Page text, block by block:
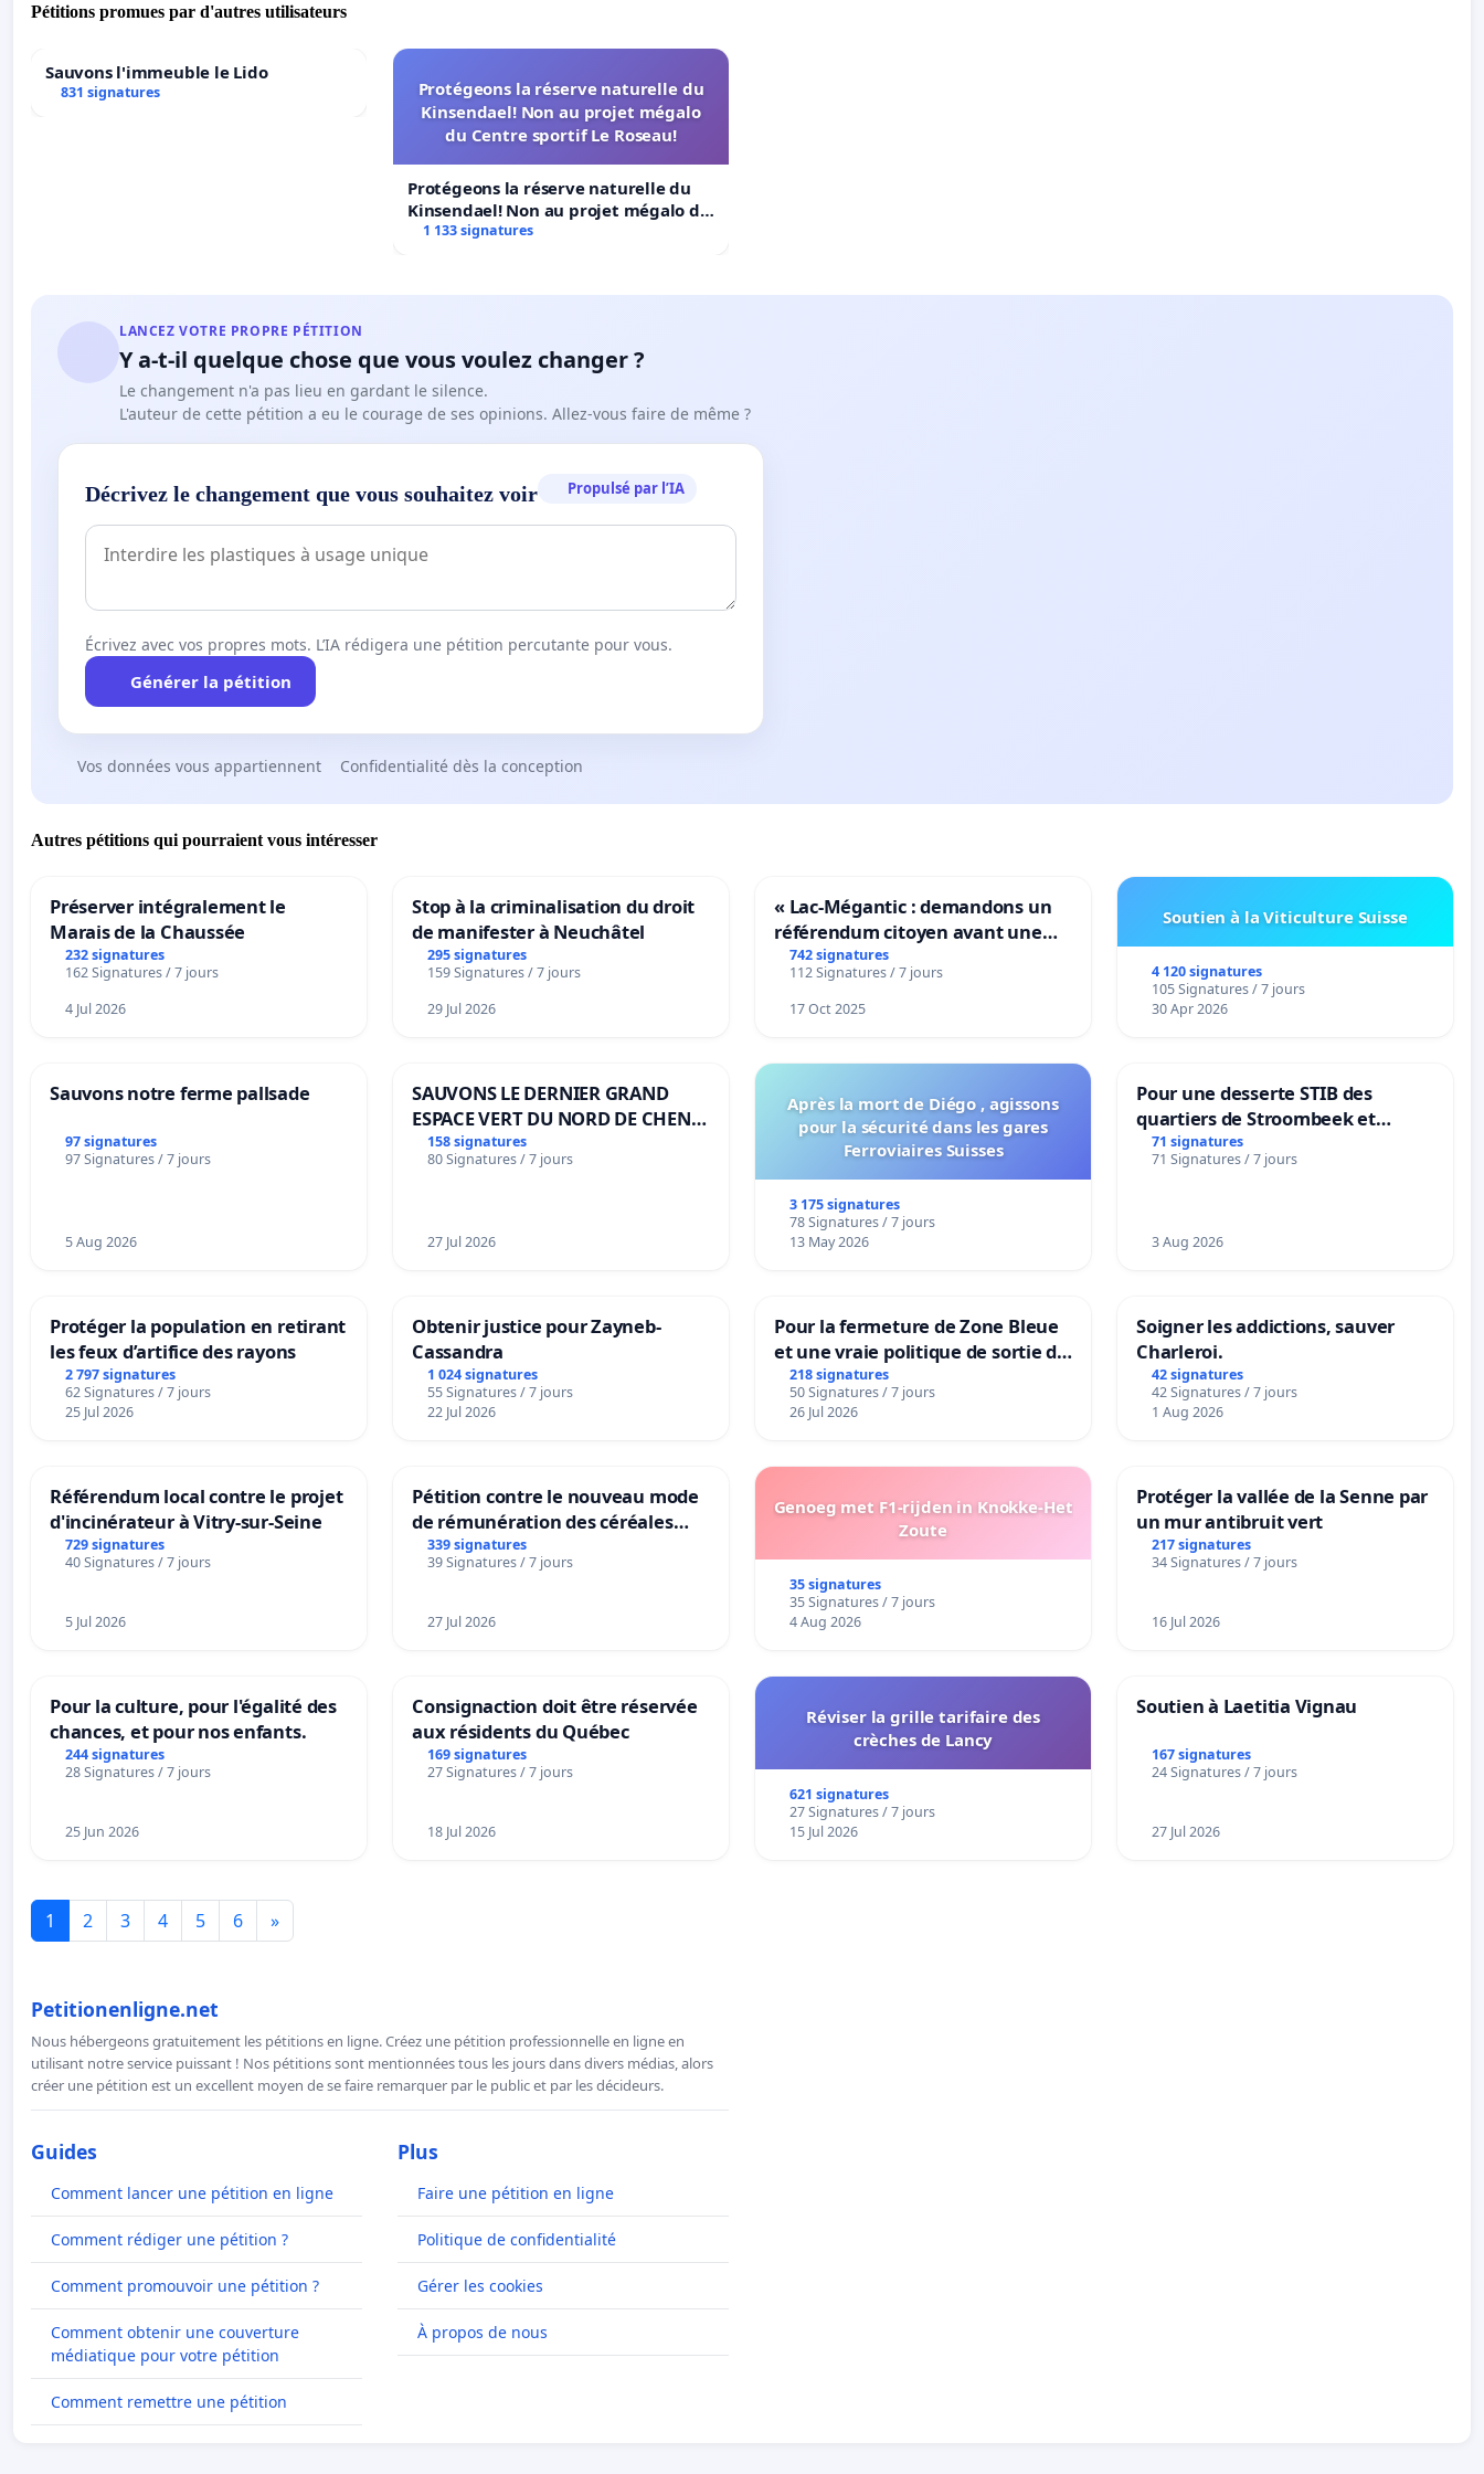
Pétitions promues par d'autres utilisateurs
Sauvons l'immeuble le Lido
831 signatures
Protégeons la réserve naturelle du
Kinsendael! Non au projet mégalo
du Centre sportif Le Roseau!
Protégeons la réserve naturelle du
Kinsendael! Non au projet mégalo du
Centre sportif Le Roseau!
1 133 signatures
LANCEZ VOTRE PROPRE PÉTITION
Y a-t-il quelque chose que vous voulez changer ?
Le changement n'a pas lieu en gardant le silence.
L'auteur de cette pétition a eu le courage de ses opinions. Allez-vous faire de même ?
Décrivez le changement que vous souhaitez voir Propulsé par l’IA
Écrivez avec vos propres mots. L’IA rédigera une pétition percutante pour vous.
Générer la pétition
Vos données vous appartiennent Confidentialité dès la conception
Autres pétitions qui pourraient vous intéresser
Préserver intégralement le
Marais de la Chaussée
232 signatures
162 Signatures / 7 jours
4 Jul 2026
Stop à la criminalisation du droit
de manifester à Neuchâtel
295 signatures
159 Signatures / 7 jours
29 Jul 2026
« Lac-Mégantic : demandons un
référendum citoyen avant une
transformation irréversible de
notre territoire »
742 signatures
112 Signatures / 7 jours
17 Oct 2025
Soutien à la Viticulture Suisse
4 120 signatures
105 Signatures / 7 jours
30 Apr 2026
Sauvons notre ferme pallsade
97 signatures
97 Signatures / 7 jours
5 Aug 2026
SAUVONS LE DERNIER GRAND
ESPACE VERT DU NORD DE CHENE-
BOUGERIES
158 signatures
80 Signatures / 7 jours
27 Jul 2026
Après la mort de Diégo , agissons
pour la sécurité dans les gares
Ferroviaires Suisses
3 175 signatures
78 Signatures / 7 jours
13 May 2026
Pour une desserte STIB des
quartiers de Stroombeek et
Beauval - Voor een MIVB-
bediening van de wijken
71 signatures
71 Signatures / 7 jours
3 Aug 2026
Protéger la population en retirant
les feux d’artifice des rayons
2 797 signatures
62 Signatures / 7 jours
25 Jul 2026
Obtenir justice pour Zayneb-
Cassandra
1 024 signatures
55 Signatures / 7 jours
22 Jul 2026
Pour la fermeture de Zone Bleue
et une vraie politique de sortie de
la dépendance
218 signatures
50 Signatures / 7 jours
26 Jul 2026
Soigner les addictions, sauver
Charleroi.
42 signatures
42 Signatures / 7 jours
1 Aug 2026
Référendum local contre le projet
d'incinérateur à Vitry-sur-Seine
729 signatures
40 Signatures / 7 jours
5 Jul 2026
Pétition contre le nouveau mode
de rémunération des céréales
panifiables de Swiss granum basé
sur la teneur en protéines
339 signatures
39 Signatures / 7 jours
27 Jul 2026
Genoeg met F1-rijden in Knokke-Het
Zoute
35 signatures
35 Signatures / 7 jours
4 Aug 2026
Protéger la vallée de la Senne par
un mur antibruit vert
217 signatures
34 Signatures / 7 jours
16 Jul 2026
Pour la culture, pour l'égalité des
chances, et pour nos enfants.
244 signatures
28 Signatures / 7 jours
25 Jun 2026
Consignaction doit être réservée
aux résidents du Québec
169 signatures
27 Signatures / 7 jours
18 Jul 2026
Réviser la grille tarifaire des
crèches de Lancy
621 signatures
27 Signatures / 7 jours
15 Jul 2026
Soutien à Laetitia Vignau
167 signatures
24 Signatures / 7 jours
27 Jul 2026
1 2 3 4 5 6 »
Petitionenligne.net
Nous hébergeons gratuitement les pétitions en ligne. Créez une pétition professionnelle en ligne en
utilisant notre service puissant ! Nos pétitions sont mentionnées tous les jours dans divers médias, alors
créer une pétition est un excellent moyen de se faire remarquer par le public et par les décideurs.
Guides
Comment lancer une pétition en ligne
Comment rédiger une pétition ?
Comment promouvoir une pétition ?
Comment obtenir une couverture
médiatique pour votre pétition
Comment remettre une pétition
Plus
Faire une pétition en ligne
Politique de confidentialité
Gérer les cookies
À propos de nous